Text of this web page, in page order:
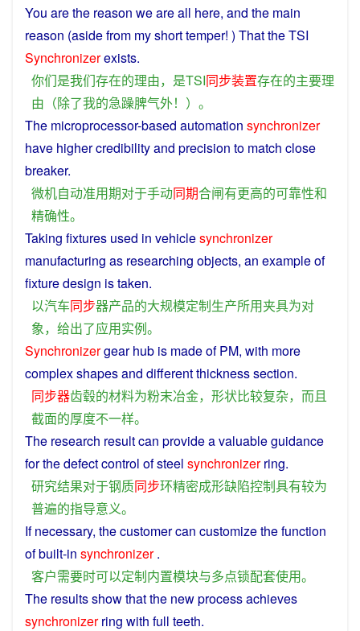
You arethe reason weareall here, and the main
reason (asidefrom myshorttemper! ) That the TSI
Synchronizerexists.
你们是我们存在的理由， 是TSI同步装置存在的主要理
由 （除了我的急躁脾气外！）。
The microprocessor-based automation synchronizer
have highercredibilityand precision to match close
breaker.
微机自动准用期对于手动同期合闸有更高的可靠性和
精确性。
Taking fixtures used in vehiclesynchronizer
manufacturing as researching objects, an exampleof
fixturedesign istaken.
以汽车同步器产品的大规模定制生产所用夹具为对
象， 给出了应用实例。
Synchronizergear hub is madeofPM, with more
complexshapesand differentthicknesssection.
同步器齿毂的材料为粉末冶金， 形状比较复杂， 而且
截面的厚度不一样。
The research resultcan provideavaluableguidance
forthedefectcontrol ofsteel synchronizer ring.
研究结果对于钢质同步环精密成形缺陷控制具有较为
普遍的指导意义。
Ifnecessary, thecustomercan customizethe function
ofbuilt-in synchronizer.
客户需要时可以定制内置模块与多点锁配套使用。
The resultsshowthatthe newprocessachieves
synchronizerring with full teeth.